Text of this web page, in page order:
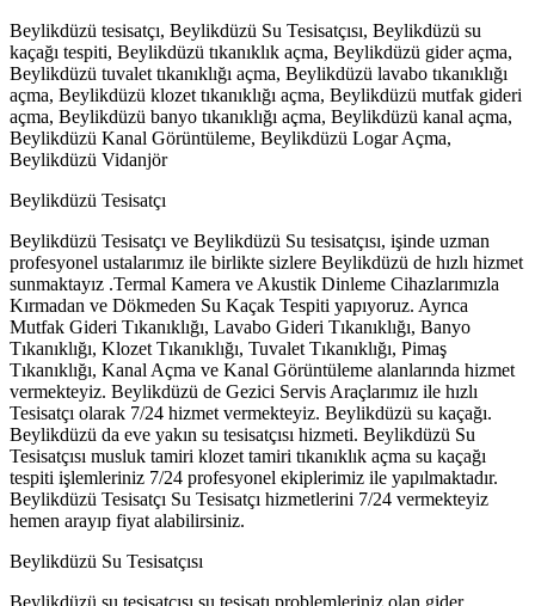
Beylikdüzü tesisatçı, Beylikdüzü Su Tesisatçısı, Beylikdüzü su
kaçağı tespiti, Beylikdüzü tıkanıklık açma, Beylikdüzü gider açma,
Beylikdüzü tuvalet tıkanıklığı açma, Beylikdüzü lavabo tıkanıklığı
açma, Beylikdüzü klozet tıkanıklığı açma, Beylikdüzü mutfak gideri
açma, Beylikdüzü banyo tıkanıklığı açma, Beylikdüzü kanal açma,
Beylikdüzü Kanal Görüntüleme, Beylikdüzü Logar Açma,
Beylikdüzü Vidanjör
Beylikdüzü Tesisatçı
Beylikdüzü Tesisatçı ve Beylikdüzü Su tesisatçısı, işinde uzman
profesyonel ustalarımız ile birlikte sizlere Beylikdüzü de hızlı hizmet
sunmaktayız .Termal Kamera ve Akustik Dinleme Cihazlarımızla
Kırmadan ve Dökmeden Su Kaçak Tespiti yapıyoruz. Ayrıca
Mutfak Gideri Tıkanıklığı, Lavabo Gideri Tıkanıklığı, Banyo
Tıkanıklığı, Klozet Tıkanıklığı, Tuvalet Tıkanıklığı, Pimaş
Tıkanıklığı, Kanal Açma ve Kanal Görüntüleme alanlarında hizmet
vermekteyiz. Beylikdüzü de Gezici Servis Araçlarımız ile hızlı
Tesisatçı olarak 7/24 hizmet vermekteyiz. Beylikdüzü su kaçağı.
Beylikdüzü da eve yakın su tesisatçısı hizmeti. Beylikdüzü Su
Tesisatçısı musluk tamiri klozet tamiri tıkanıklık açma su kaçağı
tespiti işlemleriniz 7/24 profesyonel ekiplerimiz ile yapılmaktadır.
Beylikdüzü Tesisatçı Su Tesisatçı hizmetlerini 7/24 vermekteyiz
hemen arayıp fiyat alabilirsiniz.
Beylikdüzü Su Tesisatçısı
Beylikdüzü su tesisatçısı su tesisatı problemleriniz olan gider